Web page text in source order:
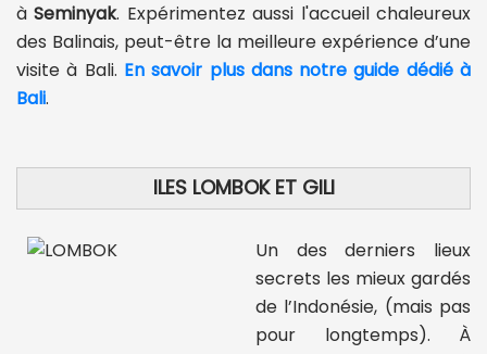
àSeminyak. Expérimentez aussi l'accueil chaleureux
des Balinais, peut-être la meilleure expérience d’une
visite à Bali. En savoir plus dans notre guide dédié à
Bali.
ILES LOMBOK ET GILI
Un des derniers lieux
secrets les mieux gardés
de l’Indonésie, (mais pas
pour longtemps). À